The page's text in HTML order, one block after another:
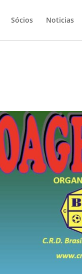
Sócios Noticias